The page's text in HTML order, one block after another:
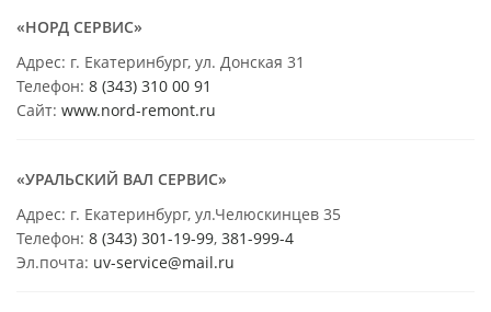
«НОРД СЕРВИС»
Адрес: г. Екатеринбург, ул. Донская 31
Телефон: 8 (343) 310 00 91
Сайт: www.nord-remont.ru
«УРАЛЬСКИЙ ВАЛ СЕРВИС»
Адрес: г. Екатеринбург, ул.Челюскинцев 35
Телефон: 8 (343) 301-19-99, 381-999-4
Эл.почта: uv-service@mail.ru